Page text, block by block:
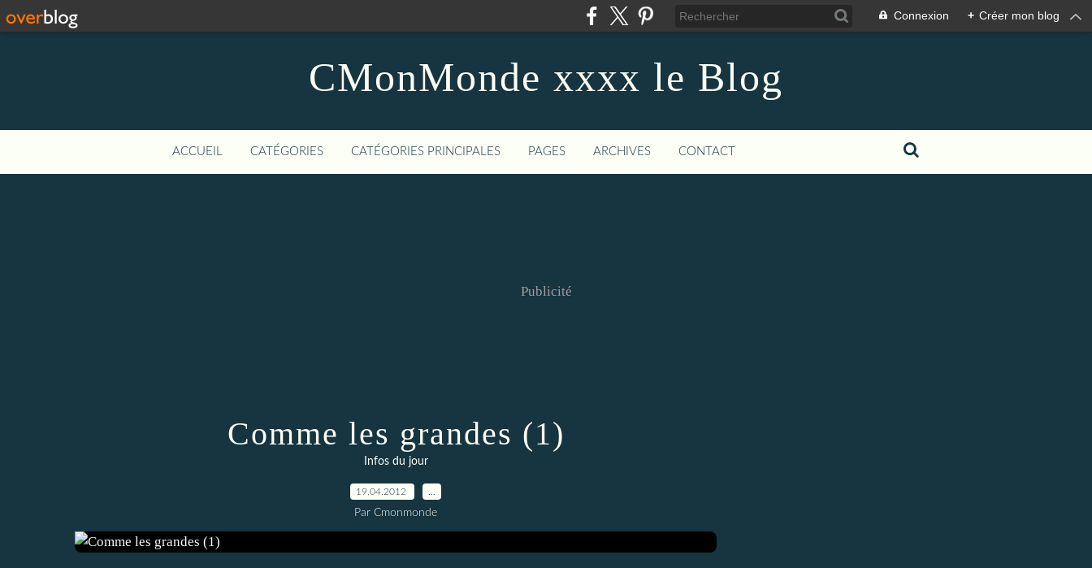
Connexion + Créer mon blog
CMonMonde xxxx le Blog
ACCUEIL CATÉGORIES CATÉGORIES PRINCIPALES PAGES ARCHIVES CONTACT
Publicité
Comme les grandes (1)
Infos du jour
19.04.2012
Par Cmonmonde